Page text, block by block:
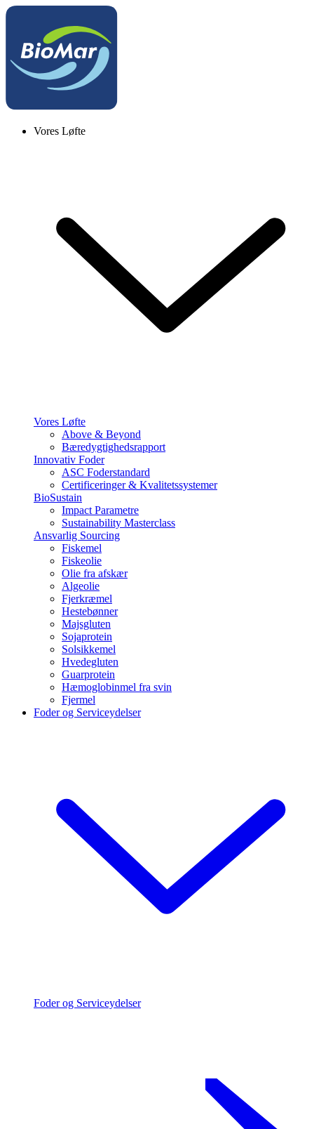
Vores Løfte
Vores Løfte
Above & Beyond
Bæredygtighedsrapport
Innovativ Foder
ASC Foderstandard
Certificeringer & Kvalitetssystemer
BioSustain
Impact Parametre
Sustainability Masterclass
Ansvarlig Sourcing
Fiskemel
Fiskeolie
Olie fra afskær
Algeolie
Fjerkræmel
Hestebønner
Majsgluten
Sojaprotein
Solsikkemel
Hvedegluten
Guarprotein
Hæmoglobinmel fra svin
Fjermel
Foder og Serviceydelser
Foder og Serviceydelser